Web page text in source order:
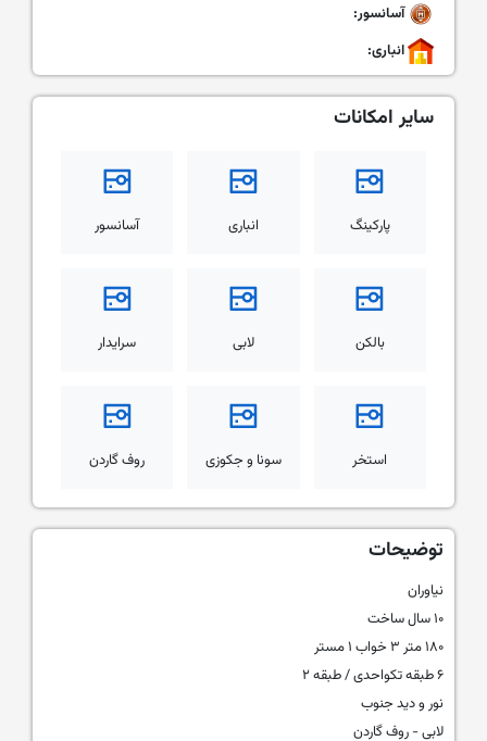
آسانسور:
انباری:
سایر امکانات
پارکینگ انباری آسانسور
بالکن لابی سرایدار
استخر سونا و جکوزی روف گاردن
توضیحات
نیاوران
۱۰ سال ساخت
۱۸۰ متر ۳ خواب ۱ مستر
۶ طبقه تکواحدی / طبقه ۲
نور و دید جنوب
لابی - روف گاردن